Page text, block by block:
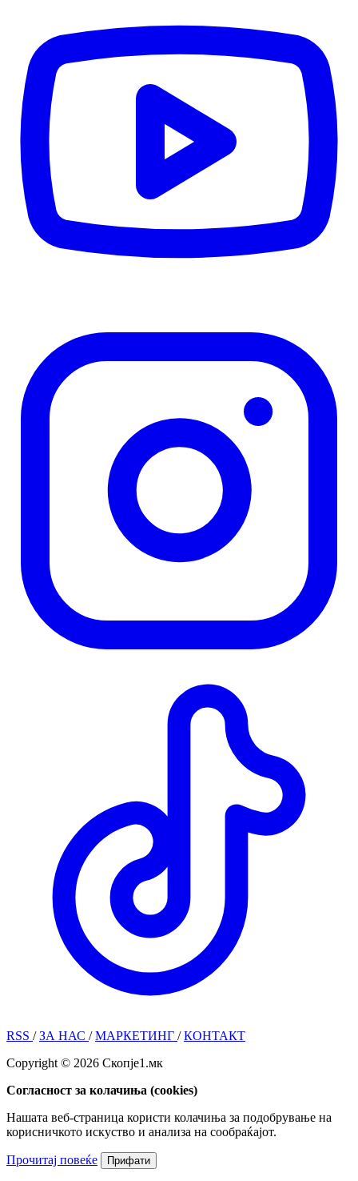
RSS /ЗА НАС /МАРКЕТИНГ /КОНТАКТ
Copyright © 2026 Скопје1.мк
Согласност за колачиња (cookies)
Нашата веб-страница користи колачиња за подобрување на
корисничкото искуство и анализа на сообраќајот.
Прочитај повеќе Прифати